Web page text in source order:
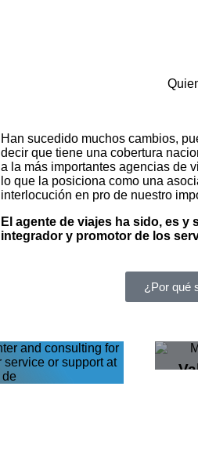
Han sucedido muchos cambios,
decir que tiene una cobertura
a la más importantes agencias de
lo que la posiciona como una
interlocución en pro de nuestro
El agente de viajes ha sido, es
integrador y promotor de los
¿Por qué